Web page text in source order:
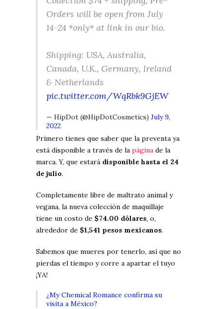
Orders will be open from July
14-24 *only* at link in our bio.
Shipping: USA, Australia,
Canada, U.K., Germany, Ireland
& Netherlands
pic.twitter.com/WqRbk9GjEW
— HipDot (@HipDotCosmetics) July 9,
2022
Primero tienes que saber que la preventa ya
está disponible a través de la página de la
marca. Y, que estará disponible hasta el 24
de julio.
Completamente libre de maltrato animal y
vegana, la nueva colección de maquillaje
tiene un costo de $74.00 dólares, o,
alrededor de $1,541 pesos mexicanos.
Sabemos que mueres por tenerlo, así que no
pierdas el tiempo y corre a apartar el tuyo
¡YA!
¿My Chemical Romance confirma su
visita a México?